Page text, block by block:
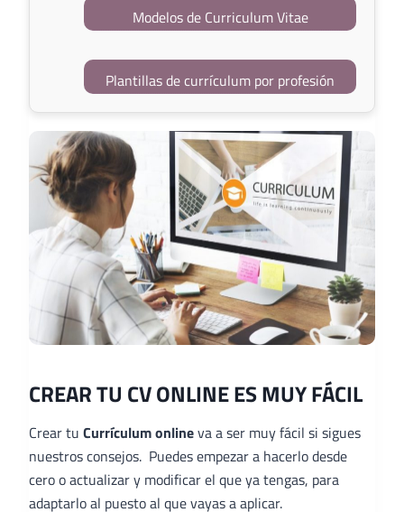
Modelos de Curriculum Vitae
Plantillas de currículum por profesión
CREAR TU CV ONLINE ES MUY FÁCIL
Crear tu Currículum onlineva a ser muy fácil si sigues
nuestros consejos. Puedes empezar a hacerlo desde
cero o actualizar y modificar el que ya tengas, para
adaptarlo al puesto al que vayas a aplicar.